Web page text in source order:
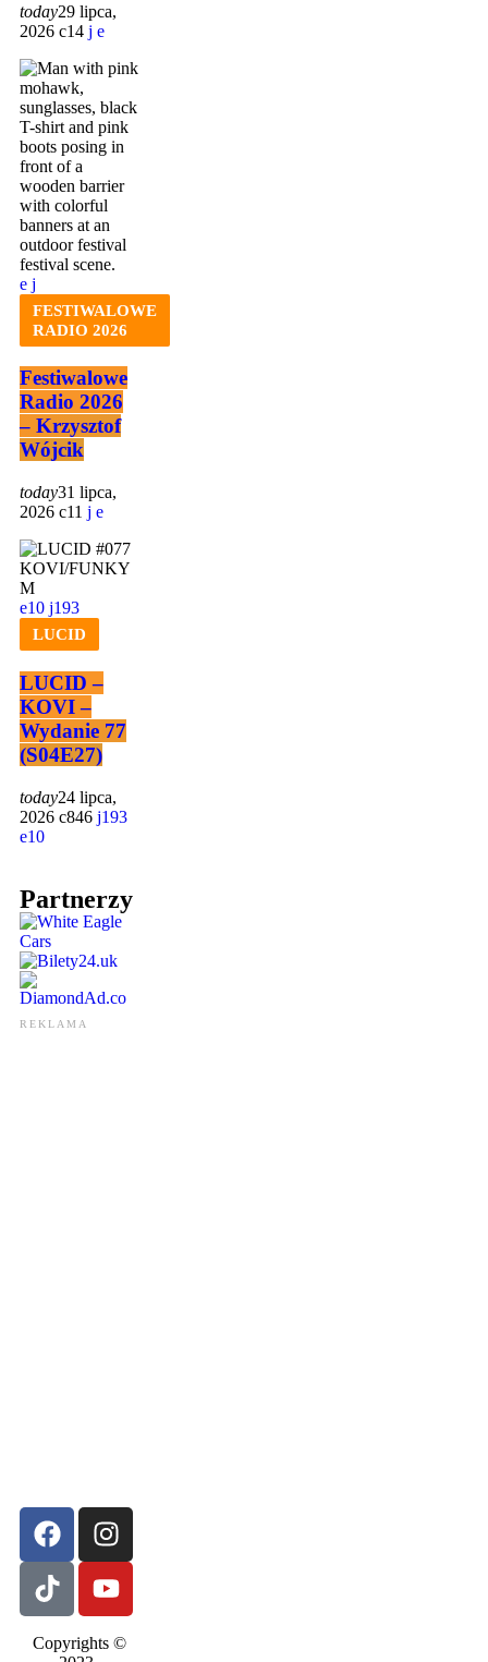
today29 lipca,
2026
14
FESTIWALOWE
RADIO 2026
Festiwalowe
Radio 2026
– Krzysztof
Wójcik
today31 lipca,
2026
11
10 193
LUCID
LUCID –
KOVI –
Wydanie 77
(S04E27)
today24 lipca,
2026
846 193
10
Partnerzy
Copyrights ©